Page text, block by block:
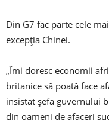
Din G7 fac parte cele
excepţia Chinei.
„Îmi doresc economii
britanice să poată face
insistat şefa guvernului
din oameni de afaceri